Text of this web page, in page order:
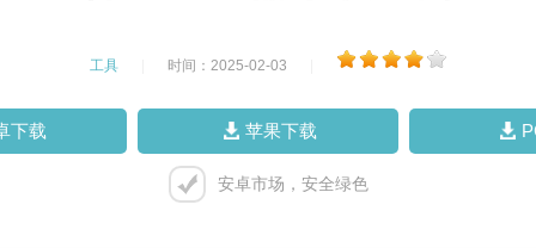
工具 时间：2025-02-03
下载 苹果下载
安卓市场，安全绿色